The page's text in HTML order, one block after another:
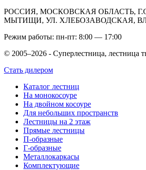
РОССИЯ, МОСКОВСКАЯ ОБЛАСТЬ,
МЫТИЩИ, УЛ. ХЛЕБОЗАВОДСКАЯ,
Режим работы: пн-пт: 8:00 — 17:00
© 2005–2026 - Суперлестница, лестница
Стать дилером
Каталог лестниц
На монокосоуре
На двойном косоуре
Для небольших пространств
Лестницы на 2 этаж
Прямые лестницы
П-образные
Г-образные
Металлокаркасы
Комплектующие